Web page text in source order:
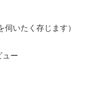
伺いたく存じます）
ュー